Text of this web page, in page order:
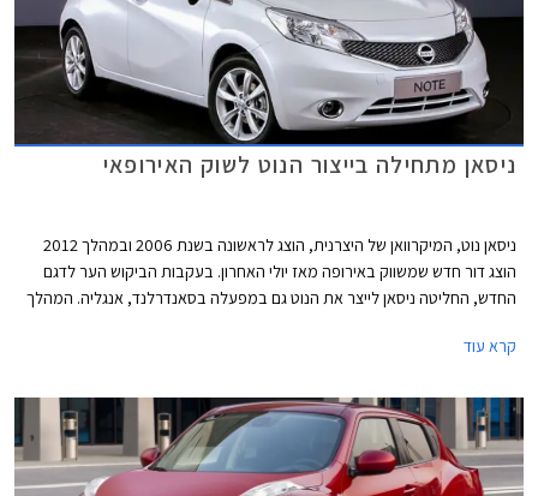
ניסאן מתחילה בייצור הנוט לשוק האירופאי
ניסאן נוט, המיקרוואן של היצרנית, הוצג לראשונה בשנת 2006 ובמהלך 2012
הוצג דור חדש שמשווק באירופה מאז יולי האחרון. בעקבות הביקוש הער לדגם
החדש, החליטה ניסאן לייצר את הנוט גם במפעלה בסאנדרלנד, אנגליה. המהלך
כחלק מהאסטרטגיה של ניסאן להפוך ליצרן האסייאתי הנמכר ביותר באירופה.
קרא עוד